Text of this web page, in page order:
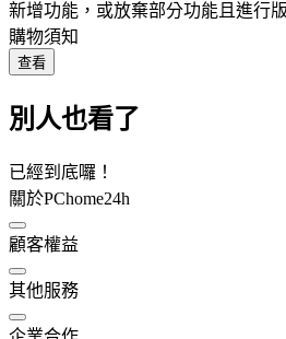
新增功能，或放棄部分功能且進行
購物須知
查看
別人也看了
已經到底囉！
關於PChome24h
顧客權益
其他服務